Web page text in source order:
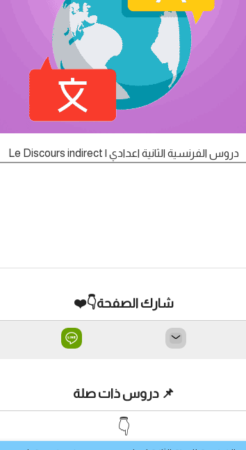
دروس الفرنسية الثانية اعدادي | Le Discours indirect
شارك الصفحة👇❤️
📌 دروس ذات صلة
👇